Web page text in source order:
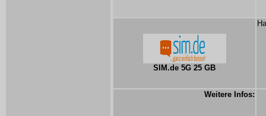
SIM.de 5G 25 GB
Weitere Infos: